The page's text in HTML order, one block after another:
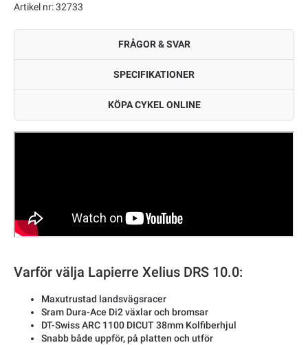
Artikel nr: 32733
FRÅGOR & SVAR
SPECIFIKATIONER
KÖPA CYKEL ONLINE
Varför välja Lapierre Xelius DRS 10.0:
Maxutrustad landsvägsracer
Sram Dura-Ace Di2 växlar och bromsar
DT-Swiss ARC 1100 DICUT 38mm Kolfiberhjul
Snabb både uppför, på platten och utför